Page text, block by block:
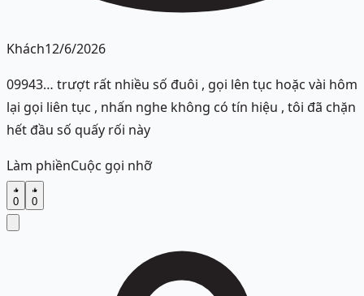
Khách12/6/2026
09943… trượt rất nhiều số đuôi , gọi lên tục hoặc vài hôm
lại gọi liên tục , nhấn nghe không có tín hiệu , tôi đã chặn
hết đầu số quấy rối này
Làm phiềnCuộc gọi nhỡ
0 0